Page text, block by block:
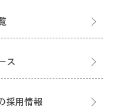
ス
採用情報